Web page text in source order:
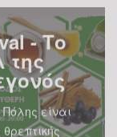
- Το
της
είναι